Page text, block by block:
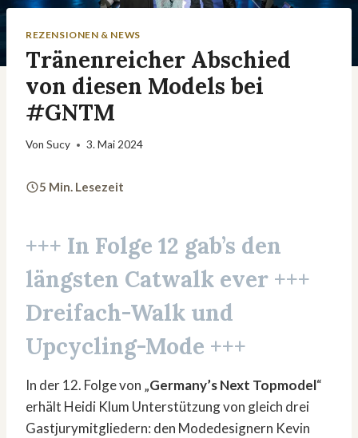
REZENSIONEN & NEWS
Tränenreicher Abschied
von diesen Models bei
#GNTM
Von Sucy 3. Mai 2024
5 Min. Lesezeit
+++ In Folge 12 gab’s den
längsten Catwalk ever +++
Dreifach-Walk und
Upcycling-Mode +++
In der 12. Folge von „Germany’s Next Topmodel“
erhält Heidi Klum Unterstützung von gleich drei
Gastjurymitgliedern: den Modedesignern Kevin